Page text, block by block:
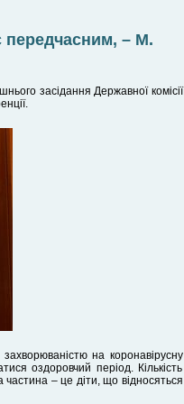
передчасним, – М.
засідання Державної комісії
на коронавірусну
оздоровчий період. Кількість
частина – це діти, що відносяться